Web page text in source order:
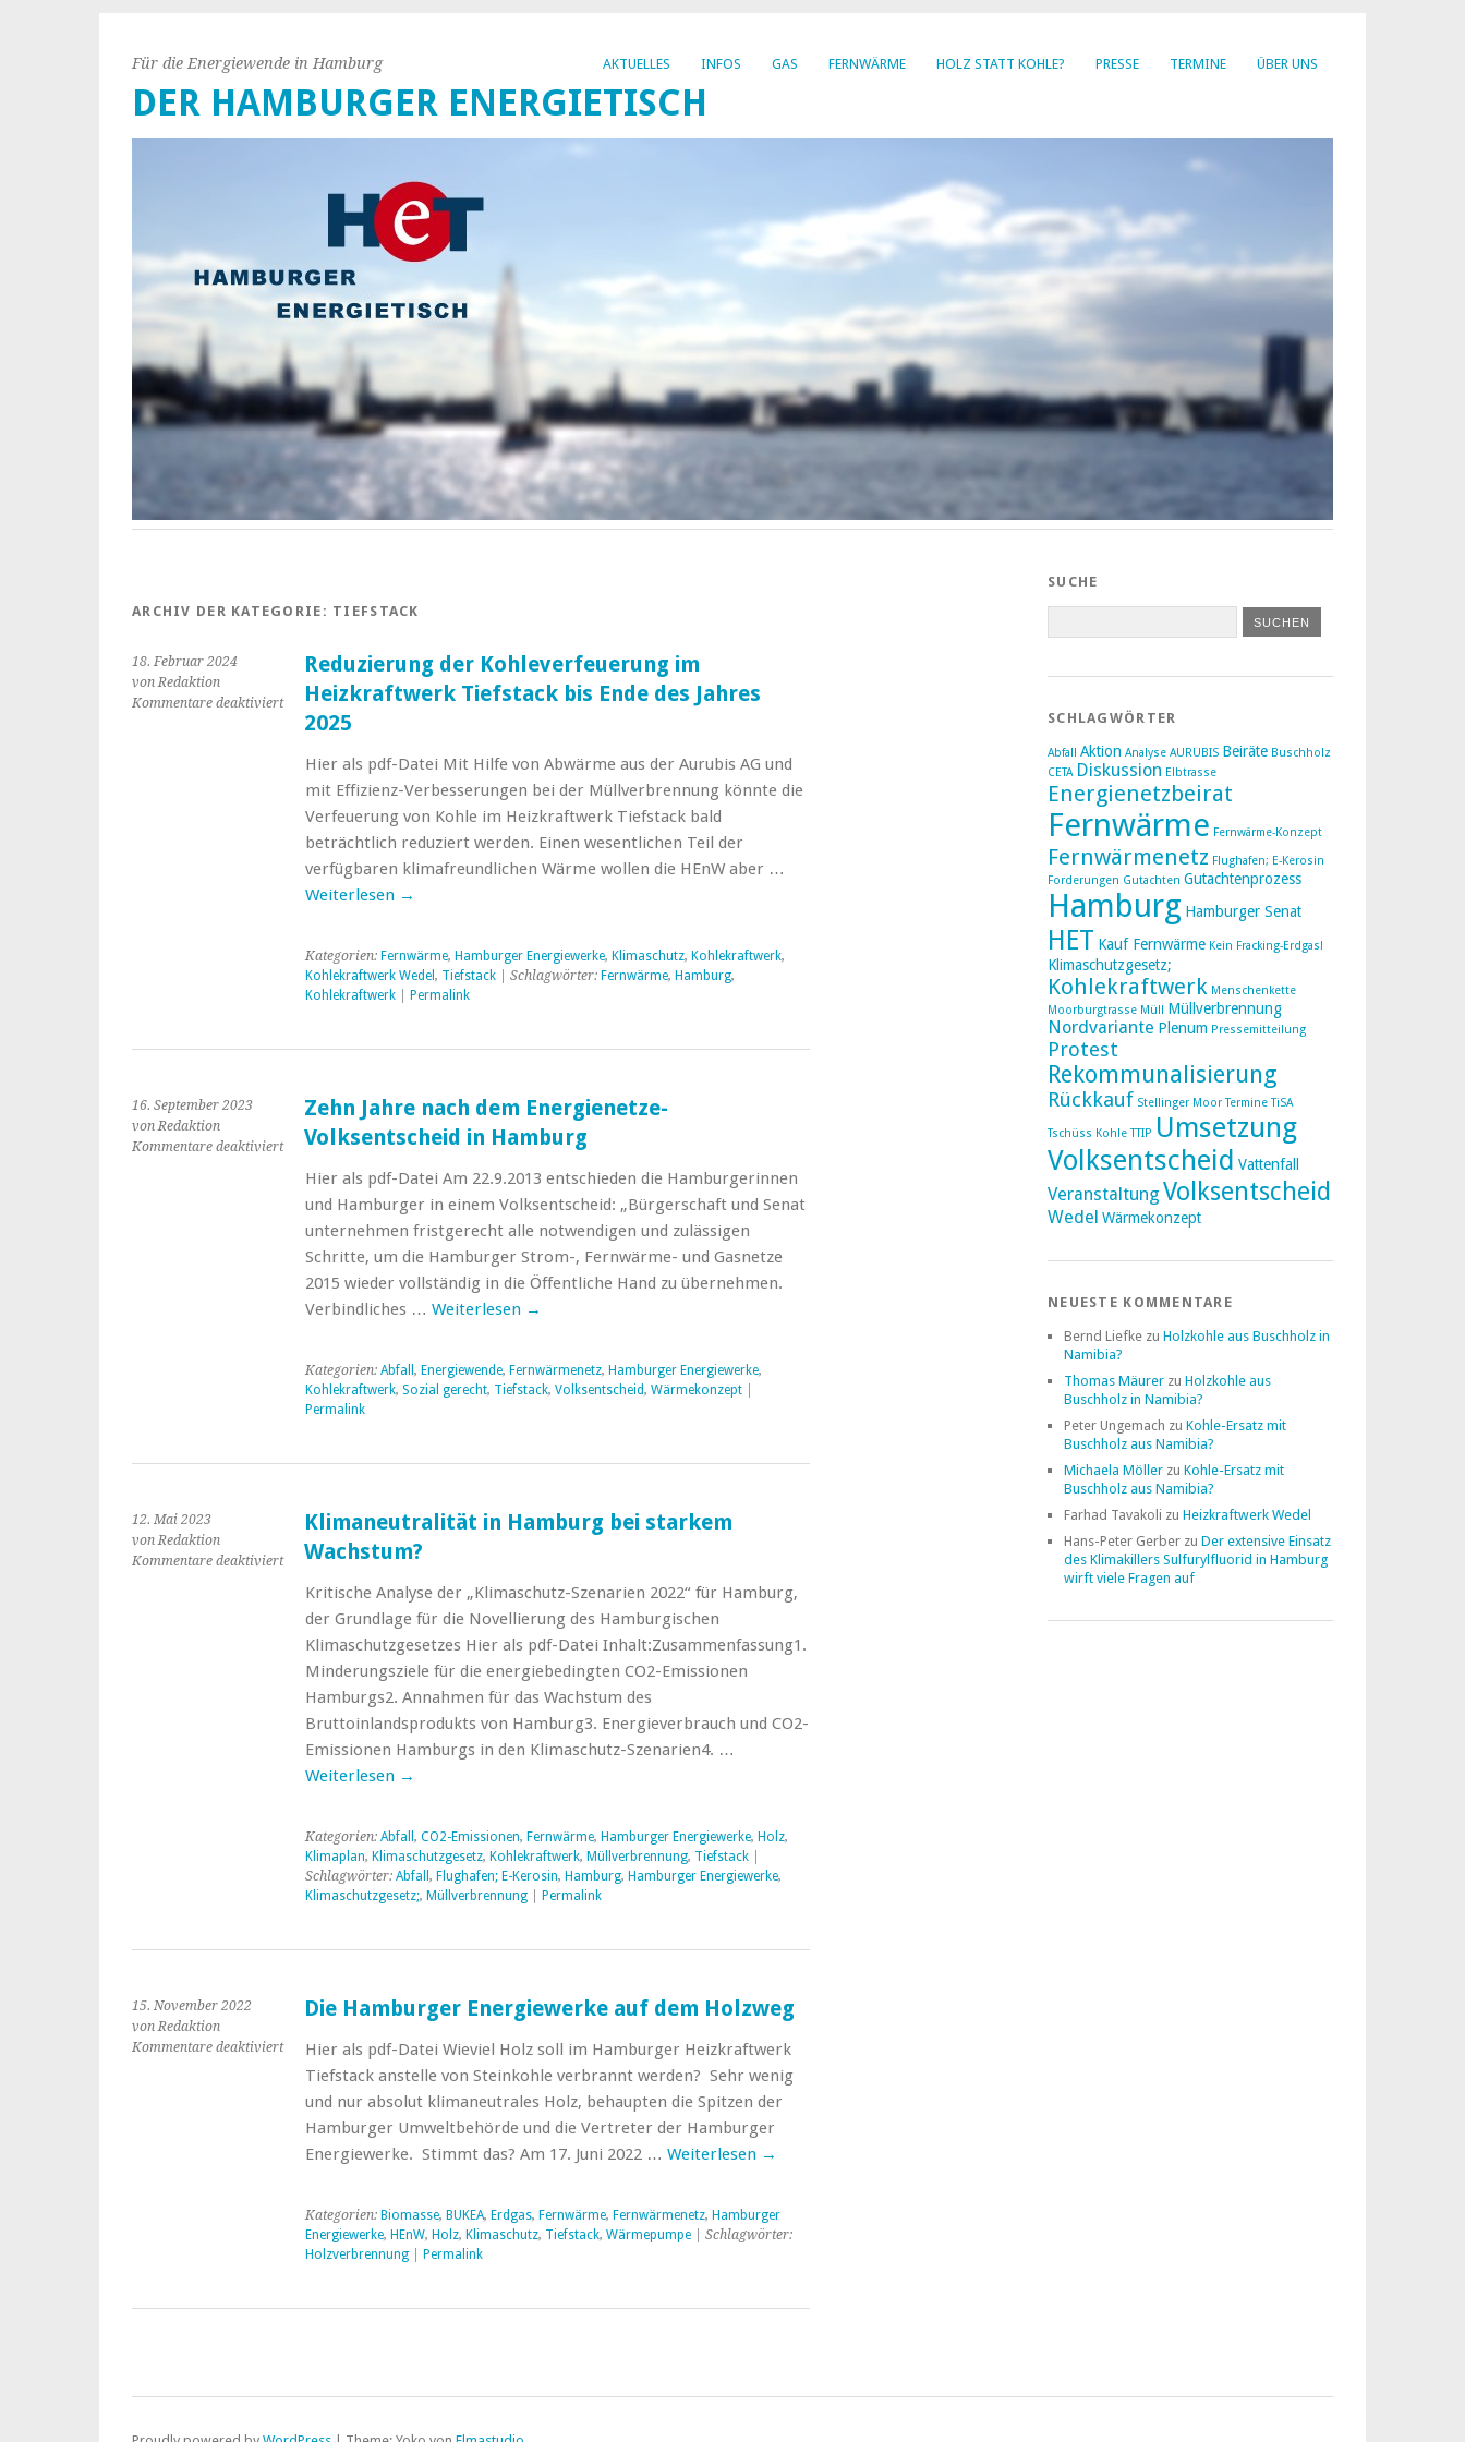
AKTUELLES INFOS GAS FERNWÄRME HOLZ STATT KOHLE? PRESSE TERMINE ÜBER UNS
DER HAMBURGER ENERGIETISCH
Für die Energiewende in Hamburg
ARCHIV DER KATEGORIE: TIEFSTACK
18. Februar 2024
von Redaktion
Kommentare deaktiviertfür
Reduzierung
Kohleverfeuerung
Tiefstack
Ende
Reduzierung der Kohleverfeuerung im
Heizkraftwerk Tiefstack bis Ende des Jahres
2025
Hier als pdf-Datei Mit Hilfe von Abwärme aus der Aurubis AG und
mit Effizienz-Verbesserungen bei der Müllverbrennung könnte die
Verfeuerung von Kohle im Heizkraftwerk Tiefstack bald
beträchtlich reduziert werden. Einen wesentlichen Teil der
verfügbaren klimafreundlichen Wärme wollen die HEnW aber …
Weiterlesen →
Kategorien: Fernwärme, Hamburger Energiewerke, Klimaschutz, Kohlekraftwerk,
Kohlekraftwerk Wedel , Tiefstack| Schlagwörter: Fernwärme, Hamburg,
Kohlekraftwerk| Permalink
16. September 2023
von Redaktion
Kommentare deaktiviertfür
Jahre
nach
dem
Energienetze-
Hamburg
Zehn Jahre nach dem Energienetze-
Volksentscheid in Hamburg
Hier als pdf-Datei Am 22.9.2013 entschieden die Hamburgerinnen
und Hamburger in einem Volksentscheid: „Bürgerschaft und Senat
unternehmen fristgerecht alle notwendigen und zulässigen
Schritte, um die Hamburger Strom-, Fernwärme- und Gasnetze
2015 wieder vollständig in die Öffentliche Hand zu übernehmen.
Verbindliches … Weiterlesen →
Kategorien: Abfall , Energiewende, Fernwärmenetz, Hamburger Energiewerke,
Kohlekraftwerk, Sozial gerecht, Tiefstack, Volksentscheid, Wärmekonzept|
Permalink
12. Mai 2023
von Redaktion
Kommentare deaktiviertfür
Hamburg
starkem
Klimaneutralität in Hamburg bei starkem
Wachstum?
Kritische Analyse der „Klimaschutz-Szenarien 2022“ für Hamburg,
der Grundlage für die Novellierung des Hamburgischen
Klimaschutzgesetzes Hier als pdf-Datei Inhalt:Zusammenfassung1.
Minderungsziele für die energiebedingten CO2-Emissionen
Hamburgs2. Annahmen für das Wachstum des
Bruttoinlandsprodukts von Hamburg3. Energieverbrauch und CO2-
Emissionen Hamburgs in den Klimaschutz-Szenarien4. …
Weiterlesen →
Kategorien: Abfall , CO2-Emissionen, Fernwärme, Hamburger Energiewerke, Holz,
Klimaplan, Klimaschutzgesetz, Kohlekraftwerk, Müllverbrennung, Tiefstack|
Schlagwörter: Abfall , Flughafen; E-Kerosin, Hamburg, Hamburger Energiewerke,
Klimaschutzgesetz;, Müllverbrennung| Permalink
15. November 2022
von Redaktion
Kommentare deaktiviertfür
Energiewerke
dem
Die Hamburger Energiewerke auf dem Holzweg
Hier als pdf-Datei Wieviel Holz soll im Hamburger Heizkraftwerk
Tiefstack anstelle von Steinkohle verbrannt werden? Sehr wenig
und nur absolut klimaneutrales Holz, behaupten die Spitzen der
Hamburger Umweltbehörde und die Vertreter der Hamburger
Energiewerke. Stimmt das? Am 17. Juni 2022 … Weiterlesen →
Kategorien: Biomasse, BUKEA, Erdgas, Fernwärme, Fernwärmenetz, Hamburger
Energiewerke, HEnW, Holz, Klimaschutz, Tiefstack, Wärmepumpe| Schlagwörter:
Holzverbrennung| Permalink
SUCHE
SCHLAGWÖRTER
Abfall Aktion Analyse AURUBIS Beiräte Buschholz
CETA Diskussion Elbtrasse
Energienetzbeirat
Fernwärme Fernwärme-Konzept
Fernwärmenetz Flughafen; E-Kerosin
Forderungen Gutachten Gutachtenprozess
Hamburg Hamburger Senat
HET Kauf Fernwärme Kein Fracking-Erdgas!
Klimaschutzgesetz;
Kohlekraftwerk Menschenkette
Moorburgtrasse Müll Müllverbrennung
Nordvariante Plenum Pressemitteilung
Protest
Rekommunalisierung
Rückkauf Stellinger Moor Termine TiSA
Tschüss Kohle TTIP Umsetzung
Volksentscheid Vattenfall
Veranstaltung Volksentscheid
Wedel Wärmekonzept
NEUESTE KOMMENTARE
Bernd Liefke zu Holzkohle aus Buschholz in
Namibia?
Thomas Mäurer zu Holzkohle aus
Buschholz in Namibia?
Peter Ungemach zu Kohle-Ersatz mit
Buschholz aus Namibia?
Michaela Möller zu Kohle-Ersatz mit
Buschholz aus Namibia?
Farhad Tavakoli zu Heizkraftwerk Wedel
Hans-Peter Gerber zu Der extensive Einsatz
des Klimakillers Sulfurylfluorid in Hamburg
wirft viele Fragen auf